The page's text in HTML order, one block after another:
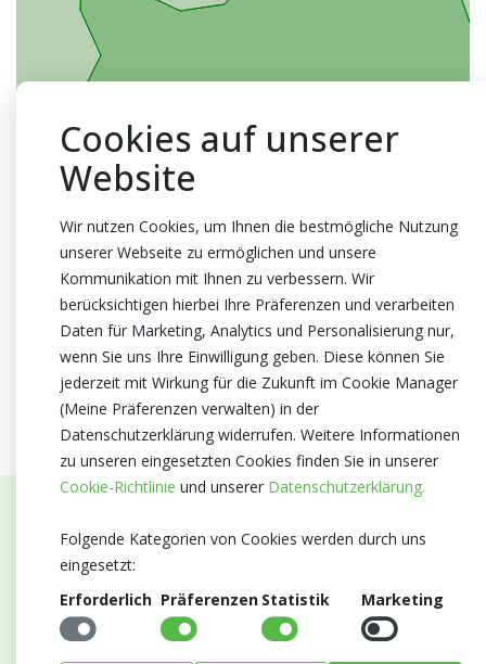
Abonnieren Sie unseren Newsletter
Bleiben Sie auf dem Laufenden mit Neuigkeiten und
Entwicklungen von Blumengroßhandel Heyl
Cookies auf unserer
Website
Wir nutzen Cookies, um Ihnen die bestmögliche Nutzung
unserer Webseite zu ermöglichen und unsere
Kommunikation mit Ihnen zu verbessern. Wir
berücksichtigen hierbei Ihre Präferenzen und verarbeiten
Daten für Marketing, Analytics und Personalisierung nur,
wenn Sie uns Ihre Einwilligung geben. Diese können Sie
jederzeit mit Wirkung für die Zukunft im Cookie Manager
(Meine Präferenzen verwalten) in der
Datenschutzerklärung widerrufen. Weitere Informationen
zu unseren eingesetzten Cookies finden Sie in unserer
Cookie-Richtlinie und unserer Datenschutzerklärung.
Folgende Kategorien von Cookies werden durch uns
eingesetzt:
Erforderlich Präferenzen Statistik Marketing